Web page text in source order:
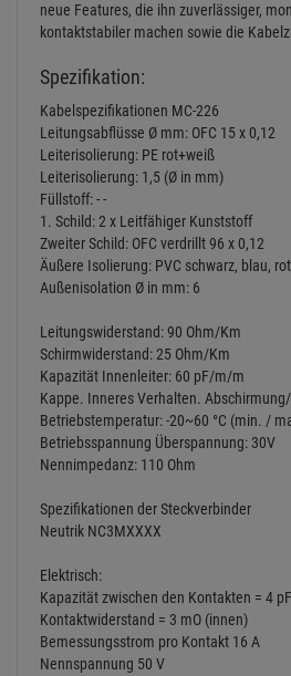
neue Features, die ihn zuverlässiger,
kontaktstabiler machen sowie die
Spezifikation:
Kabelspezifikationen MC-226
Leitungsabflüsse Ø mm: OFC 15 x 0,12
Leiterisolierung: PE rot+weiß
Leiterisolierung: 1,5 (Ø in mm)
Füllstoff: - -
1. Schild: 2 x Leitfähiger Kunststoff
Zweiter Schild: OFC verdrillt 96 x 0,12
Äußere Isolierung: PVC schwarz, blau,
Außenisolation Ø in mm: 6
Leitungswiderstand: 90 Ohm/Km
Schirmwiderstand: 25 Ohm/Km
Kapazität Innenleiter: 60 pF/m/m
Kappe. Inneres Verhalten.
Betriebstemperatur: -20~60 °C (min. /
Betriebsspannung Überspannung: 30V
Nennimpedanz: 110 Ohm
Spezifikationen der Steckverbinder
Neutrik NC3MXXXX
Elektrisch:
Kapazität zwischen den Kontakten = 4 pF
Kontaktwiderstand = 3 mO (innen)
Bemessungsstrom pro Kontakt 16 A
Nennspannung 50 V